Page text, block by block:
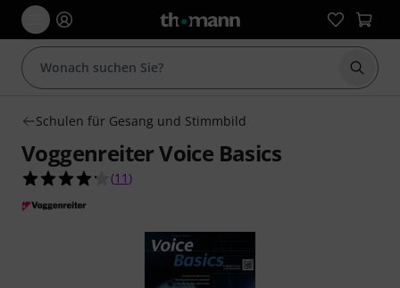
Suche
Schulen für Gesang und Stimmbild
Voggenreiter Voice Basics
4.2 von 5 Sternen aus 11 Kundenbewertungen
(11 )